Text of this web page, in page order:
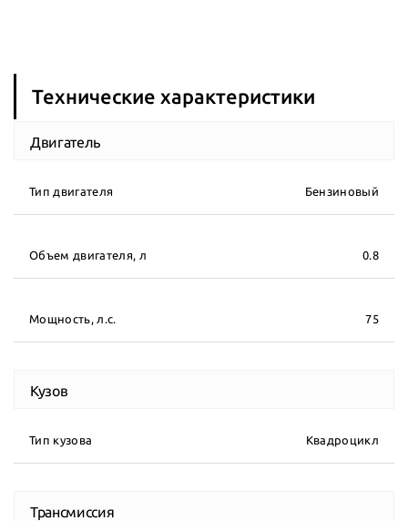
Технические характеристики
Двигатель
Тип двигателя Бензиновый
Объем двигателя, л 0.8
Мощность, л.с. 75
Кузов
Тип кузова Квадроцикл
Трансмиссия